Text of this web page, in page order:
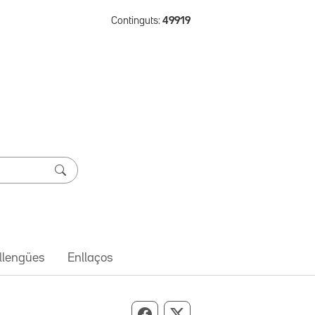
Continguts: 49919
Enllaços